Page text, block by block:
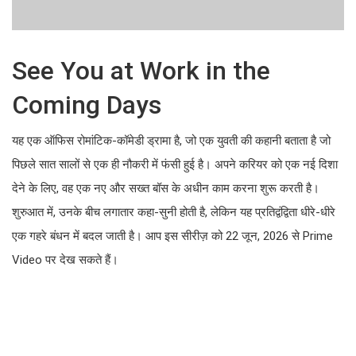
See You at Work in the
Coming Days
यह एक ऑफिस रोमांटिक-कॉमेडी ड्रामा है, जो एक युवती की कहानी बताता है जो
पिछले सात सालों से एक ही नौकरी में फंसी हुई है। अपने करियर को एक नई दिशा
देने के लिए, वह एक नए और सख्त बॉस के अधीन काम करना शुरू करती है।
शुरुआत में, उनके बीच लगातार कहा-सुनी होती है, लेकिन यह प्रतिद्वंद्विता धीरे-धीरे
एक गहरे बंधन में बदल जाती है। आप इस सीरीज़ को 22 जून, 2026 से Prime
Video पर देख सकते हैं।